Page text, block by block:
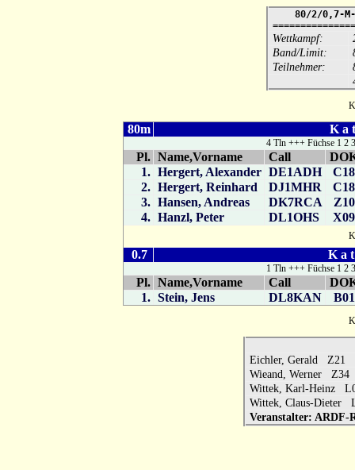
80/2/0,7-M-
Wettkampf:
Band/Limit:
Teilnehmer:
80m K a
4 Tln +++ Füchse 1 2
Pl. Name,Vorname Call
1. Hergert, Alexander DE1ADH
C18
2. Hergert, Reinhard DJ1MHR
C18
3. Hansen, Andreas DK7RCA
Z10
4. Hanzl, Peter DL1OHS X09
0.7 K a
1 Tln +++ Füchse 1 2
Pl. Name,Vorname Call
1. Stein, Jens DL8KAN B01
Eichler, Gerald
Wieand, Werner
Wittek, Karl-Heinz
Wittek, Claus-
Veranstalter: